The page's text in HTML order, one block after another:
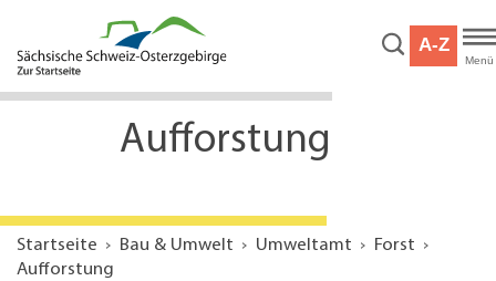
Hauptinhalt
Service
A-Z
Menü
Aufforstung
Startseite Bau & Umwelt Umweltamt
Forst
Aufforstung